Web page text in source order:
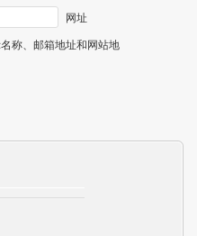
网址
称、邮箱地址和网站地